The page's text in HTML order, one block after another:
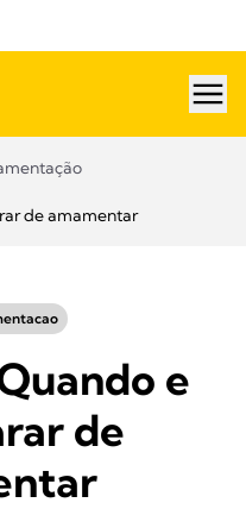
de amamentar
e
de